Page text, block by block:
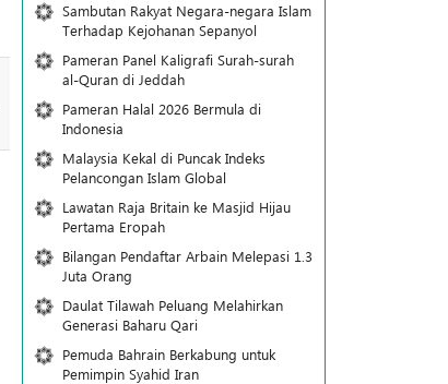
Sambutan Rakyat Negara-negara Islam
Terhadap Kejohanan Sepanyol
Pameran Panel Kaligrafi Surah-surah
al-Quran di Jeddah
Pameran Halal 2026 Bermula di
Indonesia
Malaysia Kekal di Puncak Indeks
Pelancongan Islam Global
Lawatan Raja Britain ke Masjid Hijau
Pertama Eropah
Bilangan Pendaftar Arbain Melepasi 1.3
Juta Orang
Daulat Tilawah Peluang Melahirkan
Generasi Baharu Qari
Pemuda Bahrain Berkabung untuk
Pemimpin Syahid Iran